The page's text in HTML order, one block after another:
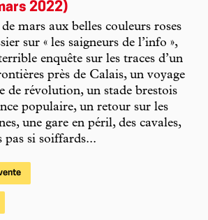
2022)
mars aux belles couleurs roses
sur « les saigneurs de l’info »,
enquête sur les traces d’un
près de Calais, un voyage
de révolution, un stade brestois
populaire, un retour sur les
une gare en péril, des cavales,
pas si soiffards...